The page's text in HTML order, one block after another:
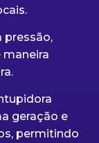
pressão,
geração e
permitindo